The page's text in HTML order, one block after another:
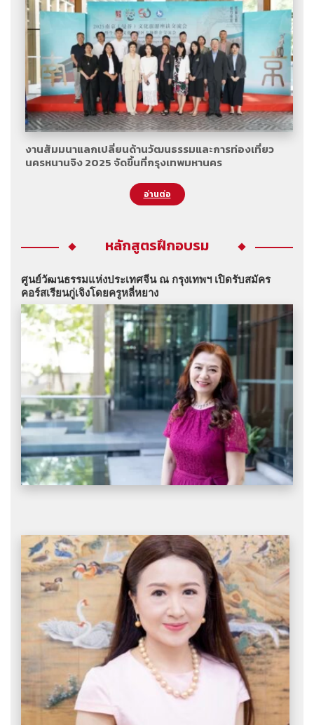
งานสัมมนาแลกเปลี่ยนด้านวัฒนธรรมและการท่องเที่ยว
นครหนานจิง 2025 จัดขึ้นที่กรุงเทพมหานคร
อ่านต่อ
หลักสูตรฝึกอบรม
ศูนย์วัฒนธรรมแห่งประเทศจีน ณ กรุงเทพฯ เปิดรับสมัคร
คอร์สเรียนกู่เจิงโดยครูหลี่หยาง